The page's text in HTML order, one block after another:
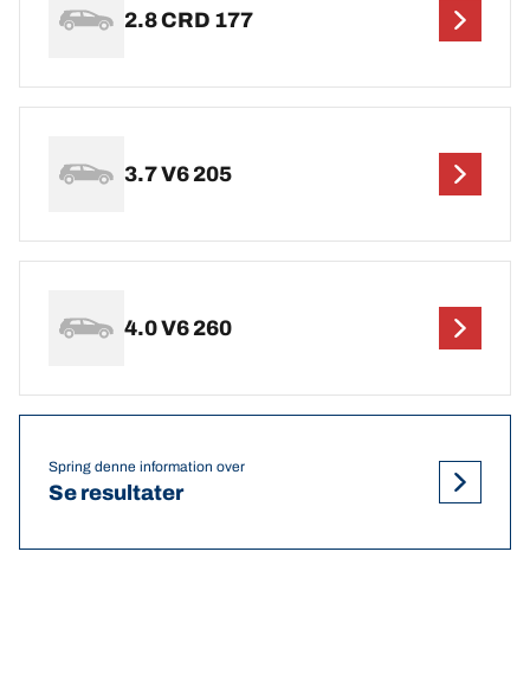
2.8 CRD 177
3.7 V6 205
4.0 V6 260
Spring denne information over
Se resultater